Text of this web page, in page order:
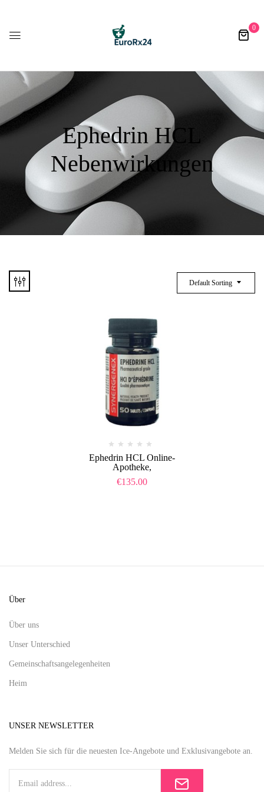
0
Ephedrin HCL
Nebenwirkungen
Default Sorting
Ephedrin HCL Online-
Apotheke,
€135.00
Über
Über uns
Unser Unterschied
Gemeinschaftsangelegenheiten
Heim
UNSER NEWSLETTER
Melden Sie sich für die neuesten Ice-Angebote und Exklusivangebote an.